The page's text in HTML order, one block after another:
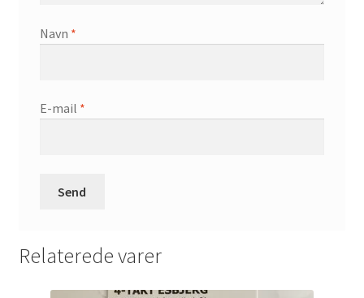
Navn *
E-mail *
Relaterede varer